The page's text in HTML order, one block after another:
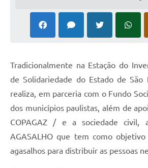
Tradicionalmente na Estação do
de Solidariedade do Estado de São
realiza, em parceria com o Fundo
dos municípios paulistas, além de
COPAGAZ / e a sociedade civil,
AGASALHO que tem como
agasalhos para distribuir as pessoas